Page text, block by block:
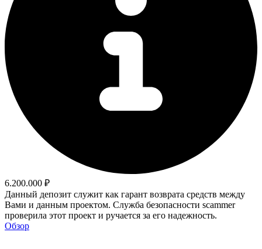
6.200.000 ₽
Данный депозит служит как гарант возврата средств между
Вами и данным проектом. Служба безопасности scammer
проверила этот проект и ручается за его надежность.
Обзор